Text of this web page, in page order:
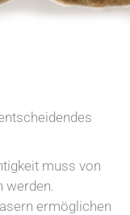
muss von
ermöglichen